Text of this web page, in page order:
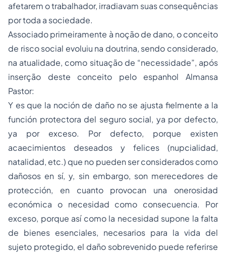
afetarem o trabalhador, irradiavam suas consequências
por toda a sociedade.
Associado primeiramente à noção de dano, o conceito
de risco social evoluiu na doutrina, sendo considerado,
na atualidade, como situação de “necessidade”, após
inserção deste conceito pelo espanhol Almansa
Pastor:
Y es que la noción de daño no se ajusta fielmente a la
función protectora del segurosocial, ya por defecto,
ya por exceso. Por defecto, porque existen
acaecimientos deseados y felices (nupcialidad,
natalidad, etc.) que no pueden ser considerados como
dañosos en sí, y, sin embargo, son merecedores de
protección, en cuanto provocan una onerosidad
económica o necesidad como consecuencia. Por
exceso, porque así como la necesidad supone la falta
de bienes esenciales, necesarios para la vida del
sujeto protegido, el daño sobrevenido puede referirse